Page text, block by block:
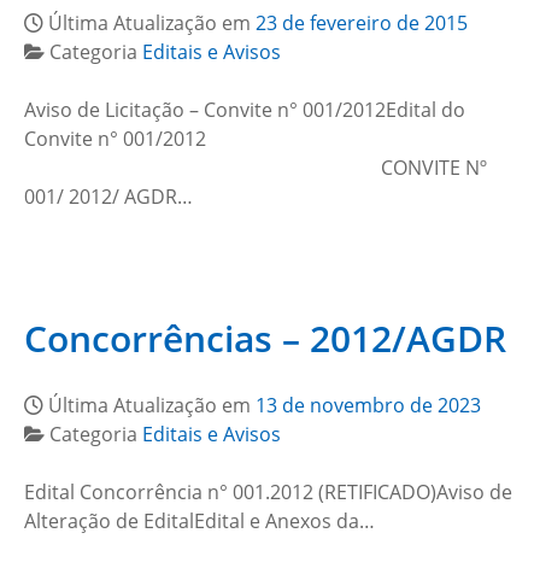
Última Atualização em 23 de fevereiro de 2015
Categoria Editais e Avisos
Aviso de Licitação – Convite n° 001/2012Edital do
Convite n° 001/2012
CONVITE Nº
001/ 2012/ AGDR…
Concorrências – 2012/AGDR
Última Atualização em 13 de novembro de 2023
Categoria Editais e Avisos
Edital Concorrência n° 001.2012 (RETIFICADO)Aviso de
Alteração de EditalEdital e Anexos da…